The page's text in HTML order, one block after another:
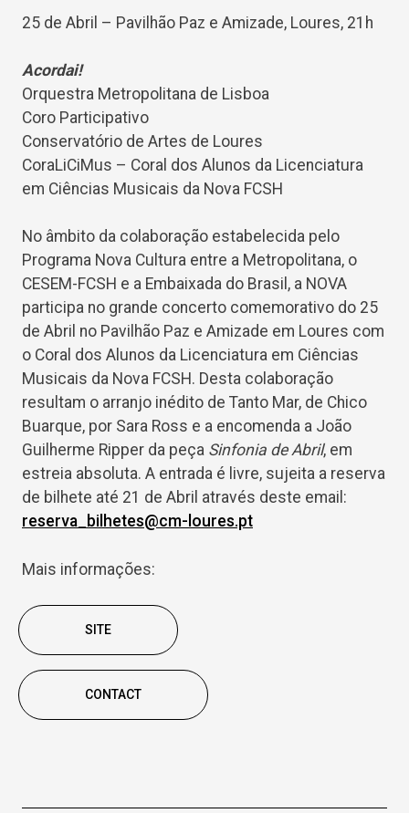
25 de Abril – Pavilhão Paz e Amizade, Loures, 21h
Acordai!
Orquestra Metropolitana de Lisboa
Coro Participativo
Conservatório de Artes de Loures
CoraLiCiMus – Coral dos Alunos da Licenciatura
em Ciências Musicais da Nova FCSH
No âmbito da colaboração estabelecida pelo
Programa Nova Cultura entre a Metropolitana, o
CESEM-FCSH e a Embaixada do Brasil, a NOVA
participa no grande concerto comemorativo do 25
de Abril no Pavilhão Paz e Amizade em Loures com
o Coral dos Alunos da Licenciatura em Ciências
Musicais da Nova FCSH. Desta colaboração
resultam o arranjo inédito de Tanto Mar, de Chico
Buarque, por Sara Ross e a encomenda a João
Guilherme Ripper da peça Sinfonia de Abril, em
estreia absoluta. A entrada é livre, sujeita a reserva
de bilhete até 21 de Abril através deste email:
reserva_bilhetes@cm-loures.pt
Mais informações:
SITE
CONTACT